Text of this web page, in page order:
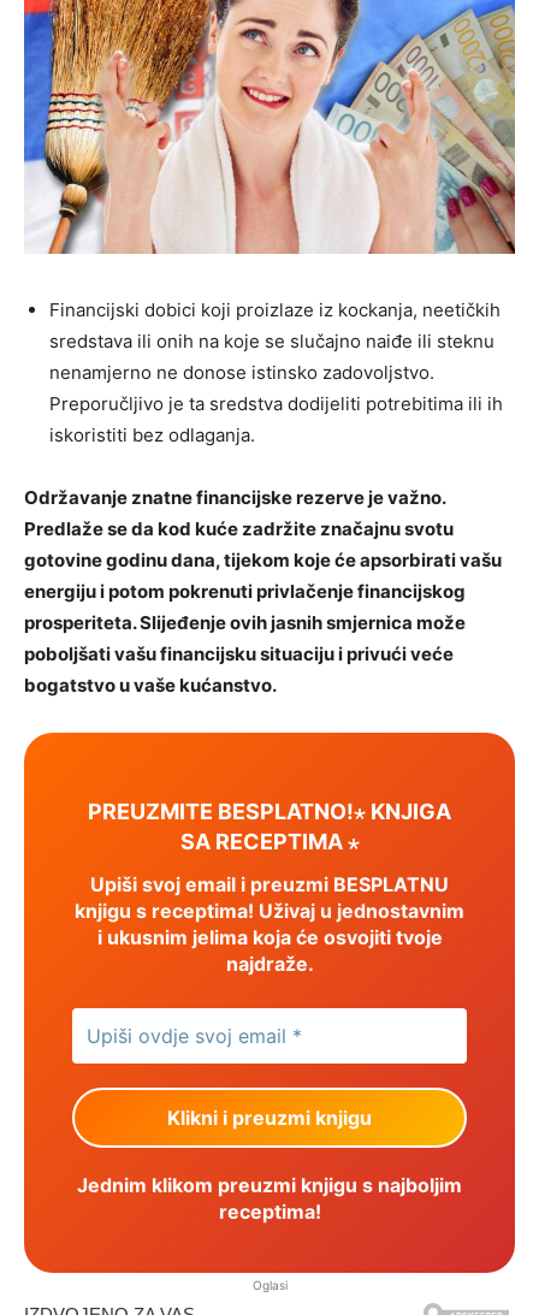
Financijski dobici koji proizlaze iz kockanja, neetičkih
sredstava ili onih na koje se slučajno naiđe ili steknu
nenamjerno ne donose istinsko zadovoljstvo.
Preporučljivo je ta sredstva dodijeliti potrebitima ili ih
iskoristiti bez odlaganja.
Održavanje znatne financijske rezerve je važno.
Predlaže se da kod kuće zadržite značajnu svotu
gotovine godinu dana, tijekom koje će apsorbirati vašu
energiju i potom pokrenuti privlačenje financijskog
prosperiteta. Slijeđenje ovih jasnih smjernica može
poboljšati vašu financijsku situaciju i privući veće
bogatstvo u vaše kućanstvo.
PREUZMITE BESPLATNO!⋆ KNJIGA
SA RECEPTIMA ⋆
Upiši svoj email i preuzmi BESPLATNU
knjigu s receptima! Uživaj u jednostavnim
i ukusnim jelima koja će osvojiti tvoje
najdraže.
Jednim klikom preuzmi knjigu s najboljim
receptima!
Oglasi